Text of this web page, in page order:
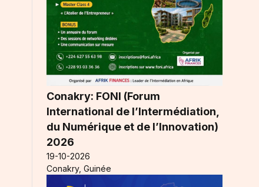
Conakry: FONI (Forum
International de l’Intermédiation,
du Numérique et de l’Innovation)
2026
19-10-2026
Conakry, Guinée